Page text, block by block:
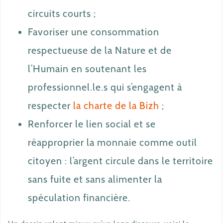
circuits courts ;
Favoriser une consommation
respectueuse de la Nature et de
l’Humain en soutenant les
professionnel.le.s qui s’engagent à
respecter la charte de la Bizh ;
Renforcer le lien social et se
réapproprier la monnaie comme outil
citoyen : l’argent circule dans le territoire
sans fuite et sans alimenter la
spéculation financière.